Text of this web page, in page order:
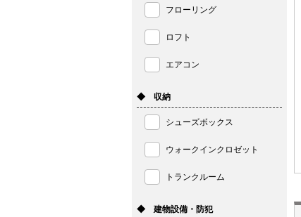
フローリング
ロフト
エアコン
◆ 収納
シューズボックス
ウォークインクロゼット
トランクルーム
◆ 建物設備・防犯